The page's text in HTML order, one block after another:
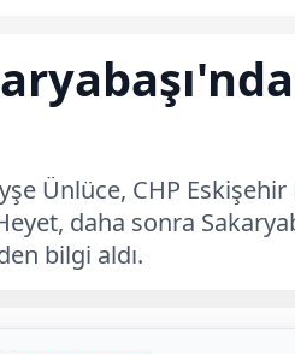
Ünlüce, CHP
daha sonra
bilgi aldı.